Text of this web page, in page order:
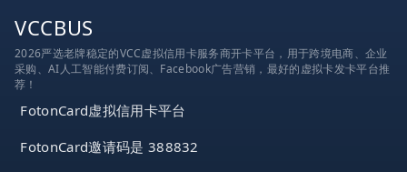
VCCBUS
2026严选老牌稳定的VCC虚拟信用卡服务商开卡平台，用于跨境电商、企业
采购、AI人工智能付费订阅、Facebook广告营销，最好的虚拟卡发卡平台推
荐！
FotonCard虚拟信用卡平台
FotonCard邀请码是 388832